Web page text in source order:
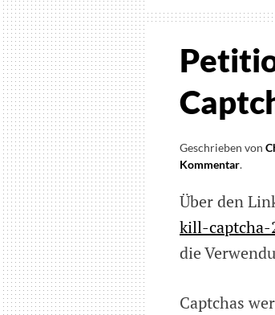
Geschrieben von
Kommentaron
gegen
von
.
Über den
kill-captcha-
die
Captchas